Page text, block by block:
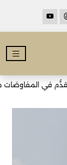
في المفاوضات مع